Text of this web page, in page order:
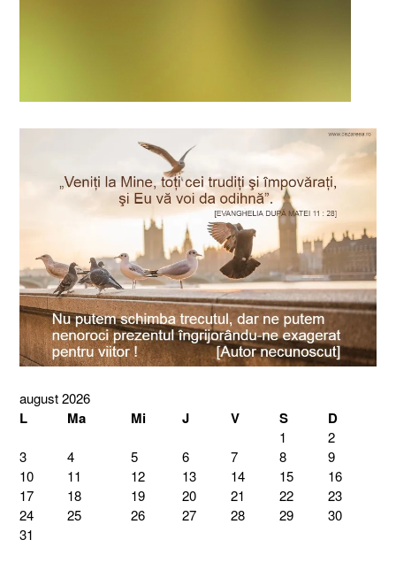
august 2026
L Ma Mi J V S D
1
2
3
4 5 6 7 8
9
10
11 12 13 14 15
16
17
18 19 20 21 22
23
24
25 26 27 28 29
30
31